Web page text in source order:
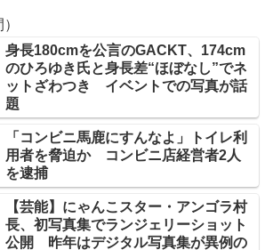
身長180cmを公言のGACKT、174cm
のひろゆき氏と身長差“ほぼなし”でネ
ットざわつき イベントでの写真が話
題
「コンビニ馬鹿にすんなよ」トイレ利
用者を脅迫か コンビニ店経営者2人
を逮捕
【芸能】にゃんこスター・アンゴラ村
長、初写真集でランジェリーショット
公開 昨年はデジタル写真集が異例の